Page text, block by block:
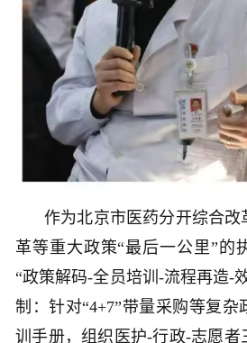
作为北京市医药分开综合
革等重大政策“最后一公里”的
“政策解码-全员培训-流程再造-
制：针对“4+7”带量采购等复
训手册，组织医护-行政-志愿者